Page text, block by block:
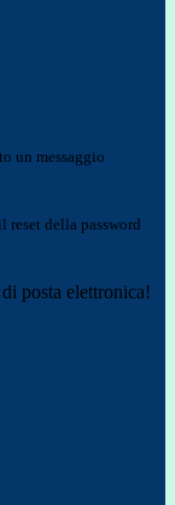
un messaggio
reset della password
posta elettronica!